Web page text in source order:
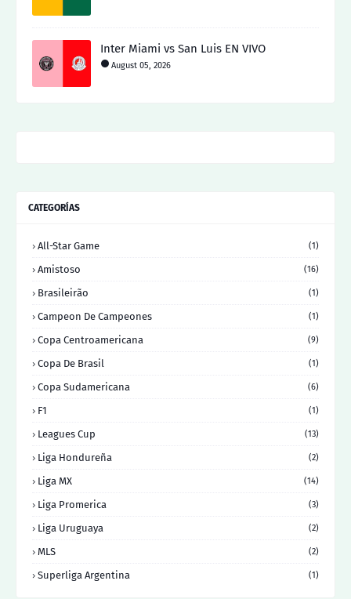
Inter Miami vs San Luis EN VIVO
August 05, 2026
CATEGORÍAS
All-Star Game (1)
Amistoso (16)
Brasileirão (1)
Campeon De Campeones (1)
Copa Centroamericana (9)
Copa De Brasil (1)
Copa Sudamericana (6)
F1 (1)
Leagues Cup (13)
Liga Hondureña (2)
Liga MX (14)
Liga Promerica (3)
Liga Uruguaya (2)
MLS (2)
Superliga Argentina (1)